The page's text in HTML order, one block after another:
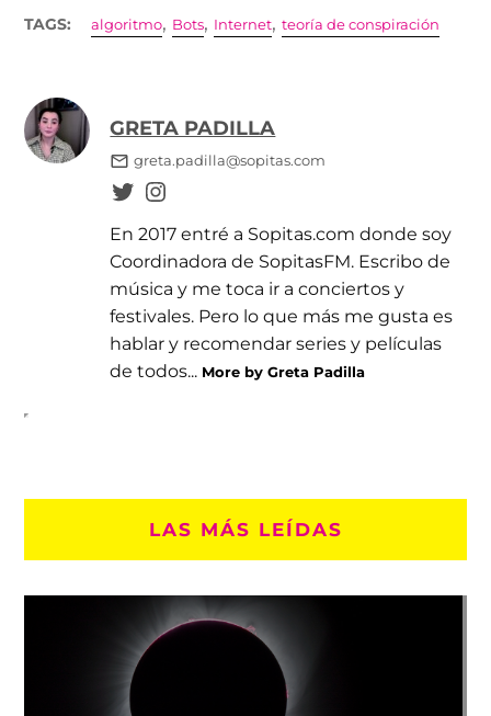
TAGS: algoritmo, Bots, Internet,teoría de conspiración
GRETA PADILLA
greta.padilla@sopitas.com
En 2017 entré a Sopitas.com donde soy
Coordinadora de SopitasFM. Escribo de
música y me toca ir a conciertos y
festivales. Pero lo que más me gusta es
hablar y recomendar series y películas
de todos... More by Greta Padilla
LAS MÁS LEÍDAS